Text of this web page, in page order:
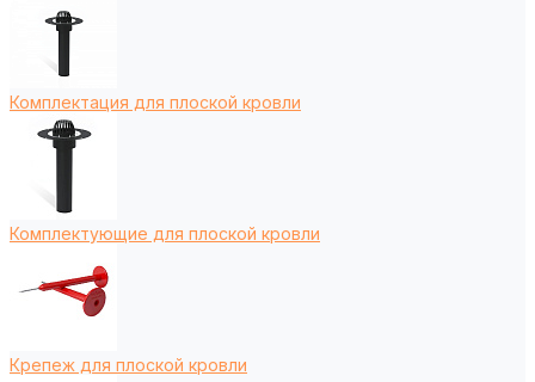
Комплектация для плоской кровли
Комплектующие для плоской кровли
Крепеж для плоской кровли